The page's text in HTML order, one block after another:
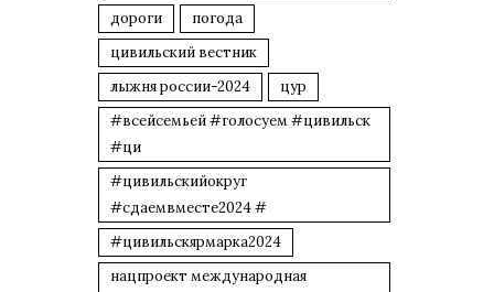
дороги
погода
цивильский вестник
лыжня россии-2024
цур
#всейсемьей #голосуем #цивильск
#ци
#цивильскийокруг
#сдаемвместе2024 #
#цивильскярмарка2024
нацпроект международная